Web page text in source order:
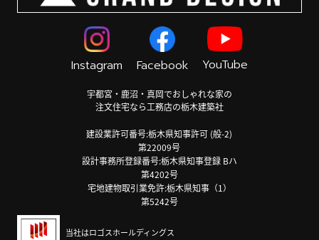
Instagram Facebook YouTube
宇都宮・鹿沼・真岡でおしゃれな家の
注文住宅なら工務店の栃木建築社
建設業許可番号:栃木県知事許可 (般-2)
第22009号
設計事務所登録番号:栃木県知事登録 Bハ
第4202号
宅地建物取引業免許:栃木県知事（1）
第5242号
当社はロゴスホールディングス